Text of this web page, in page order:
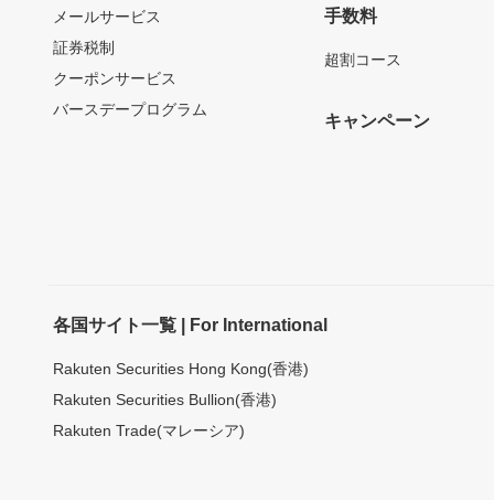
メールサービス
証券税制
クーポンサービス
バースデープログラム
手数料
超割コース
キャンペーン
各国サイト一覧 | For International
Rakuten Securities Hong Kong(香港)
Rakuten Securities Bullion(香港)
Rakuten Trade(マレーシア)